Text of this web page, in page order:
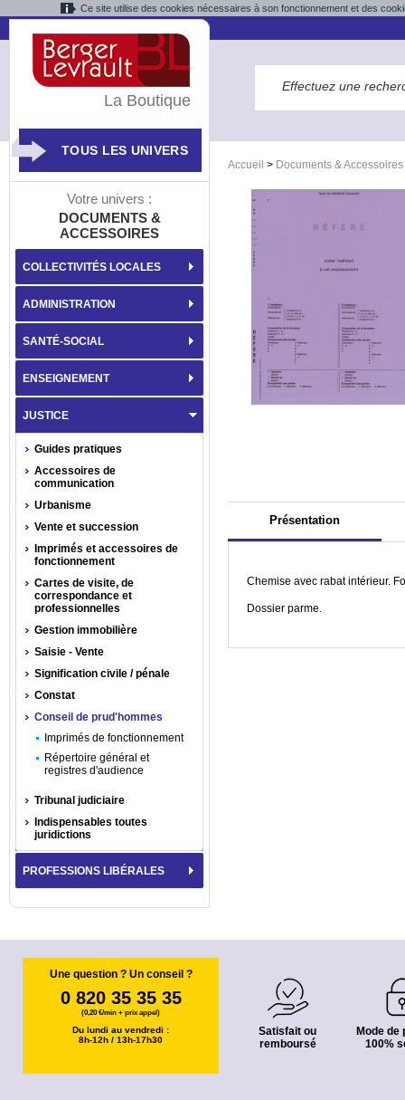
Ce site utilise des cookies nécessaires à son fonctionnement et des
Accueil > Documents & Accessoires
Présentation
Chemise avec rabat intérieur.
Dossier parme.
La Boutique
TOUS LES UNIVERS
Votre univers :
DOCUMENTS &
ACCESSOIRES
COLLECTIVITÉS LOCALES
ADMINISTRATION
SANTÉ-SOCIAL
ENSEIGNEMENT
JUSTICE
Guides pratiques
Accessoires de
communication
Urbanisme
Vente et succession
Imprimés et accessoires de
fonctionnement
Cartes de visite, de
correspondance et
professionnelles
Gestion immobilière
Saisie - Vente
Signification civile / pénale
Constat
Conseil de prud'hommes
Imprimés de fonctionnement
Répertoire général et
registres d'audience
Tribunal judiciaire
Indispensables toutes
juridictions
PROFESSIONS LIBÉRALES
Une question ? Un conseil ?
0 820 35 35 35
(0,20 €/min + prix appel)
Du lundi au vendredi :
8h-12h / 13h-17h30
Satisfait ou
remboursé
Mode de
100%